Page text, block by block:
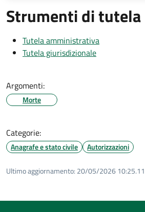
Strumenti di tutela
Tutela amministrativa
Tutela giurisdizionale
Argomenti:
Morte
Categorie:
Anagrafe e stato civile Autorizzazioni
Ultimo aggiornamento: 20/05/2026 10:25.11